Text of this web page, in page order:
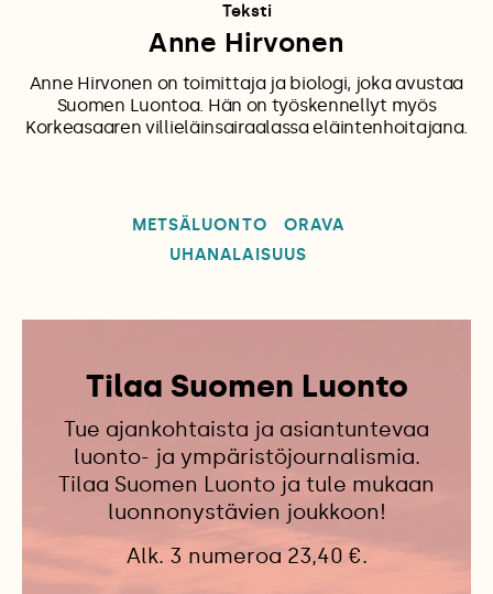
Teksti
Anne Hirvonen
Anne Hirvonen on toimittaja ja biologi, joka avustaa
Suomen Luontoa. Hän on työskennellyt myös
Korkeasaaren villieläinsairaalassa eläintenhoitajana.
METSÄLUONTO
ORAVA
UHANALAISUUS
Tilaa Suomen Luonto
Tue ajankohtaista ja asiantuntevaa
luonto- ja ympäristöjournalismia.
Tilaa Suomen Luonto ja tule mukaan
luonnonystävien joukkoon!
Alk. 3 numeroa 23,40 €.